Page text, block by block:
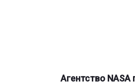
Агентство